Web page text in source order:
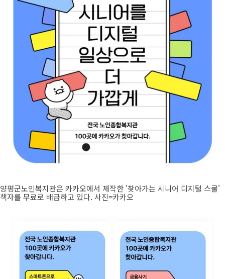
양평군노인복지관은 카카오에서 제작한 '찾아가는 시니어 디지털 스쿨'
책자를 무료로 배급하고 있다. 사진=카카오